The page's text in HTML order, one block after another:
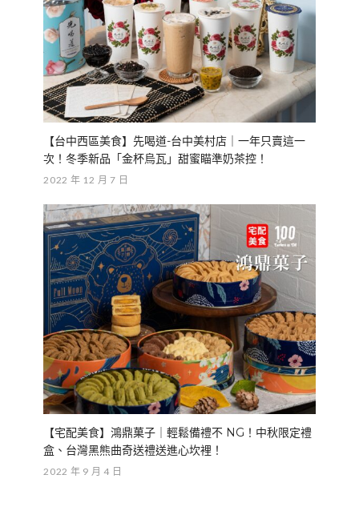
【台中西區美食】先喝道-台中美村店｜一年只賣這一
次！冬季新品「金杯烏瓦」甜蜜瞄準奶茶控！
2022 年 12 月 7 日
【宅配美食】鴻鼎菓子｜輕鬆備禮不 NG！中秋限定禮
盒、台灣黑熊曲奇送禮送進心坎裡！
2022 年 9 月 4 日